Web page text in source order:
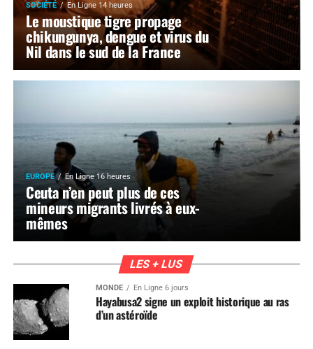
SOCIÉTÉ En Ligne 14 heures
Le moustique tigre propage
chikungunya, dengue et virus du
Nil dans le sud de la France
EUROPE En Ligne 16 heures
Ceuta n’en peut plus de ces
mineurs migrants livrés à eux-
mêmes
LES + LUS
MONDE En Ligne 6 jours
Hayabusa2 signe un exploit historique au ras
d’un astéroïde